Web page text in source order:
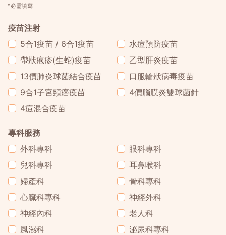
*必需填寫
疫苗注射
5合1疫苗 / 6合1疫苗
水痘預防疫苗
帶狀疱疹(生蛇)疫苗
乙型肝炎疫苗
13價肺炎球菌結合疫苗
口服輪狀病毒疫苗
9合1子宮頸癌疫苗
4價腦膜炎雙球菌針
4痘混合疫苗
專科服務
外科專科
眼科專科
兒科專科
耳鼻喉科
婦產科
骨科專科
心臟科專科
神經外科
神經內科
老人科
風濕科
泌尿科專科